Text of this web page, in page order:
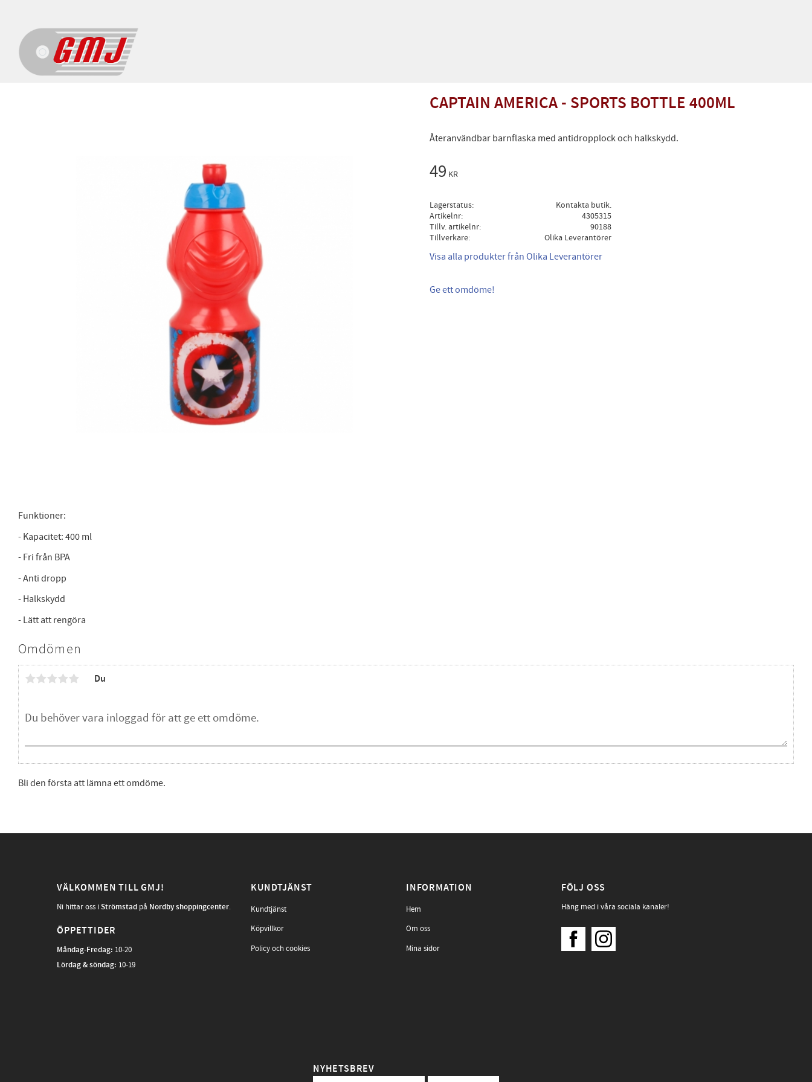
CAPTAIN AMERICA - SPORTS BOTTLE 400ML
Återanvändbar barnflaska med antidropplock och halkskydd.
49 KR
Lagerstatus
Kontakta butik.
Artikelnr
4305315
Tillv. artikelnr
90188
Tillverkare
Olika Leverantörer
Visa alla produkter från Olika Leverantörer
Ge ett omdöme!
Funktioner:
- Kapacitet: 400 ml
- Fri från BPA
- Anti dropp
- Halkskydd
- Lätt att rengöra
Omdömen
Du
Bli den första att lämna ett omdöme.
VÄLKOMMEN TILL GMJ!
Ni hittar oss iStrömstad på Nordby shoppingcenter.
ÖPPETTIDER
Måndag-Fredag: 10-20
Lördag & söndag: 10-19
KUNDTJÄNST
Kundtjänst
Köpvillkor
Policy och cookies
INFORMATION
Hem
Om oss
Mina sidor
FÖLJ OSS
Häng med i våra sociala kanaler!
NYHETSBREV